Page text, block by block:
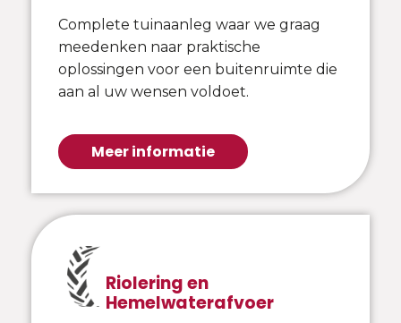
Complete tuinaanleg waar we graag
meedenken naar praktische
oplossingen voor een buitenruimte die
aan al uw wensen voldoet.
Meer informatie
Riolering en
Hemelwaterafvoer